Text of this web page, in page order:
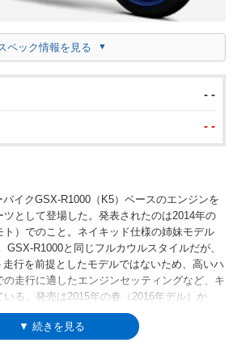
ペック情報を見る
- -
- -
イクGSX-R1000（K5）ベースのエンジンを
として登場した。発表されたのは2014年の
）でのこと。ネイキッド仕様の姉妹モデル
GSX-R1000と同じフルカウルスタイルだが、
行を前提としたモデルではないため、高いハ
の走行に適したエンジンセッティングなど、キ
る。発売は2015年の春（2016年デル）か
ったが、同年7月には国内向けモデルとして、
とともに販売が開始された。また、2018年
▼ 続きを見る